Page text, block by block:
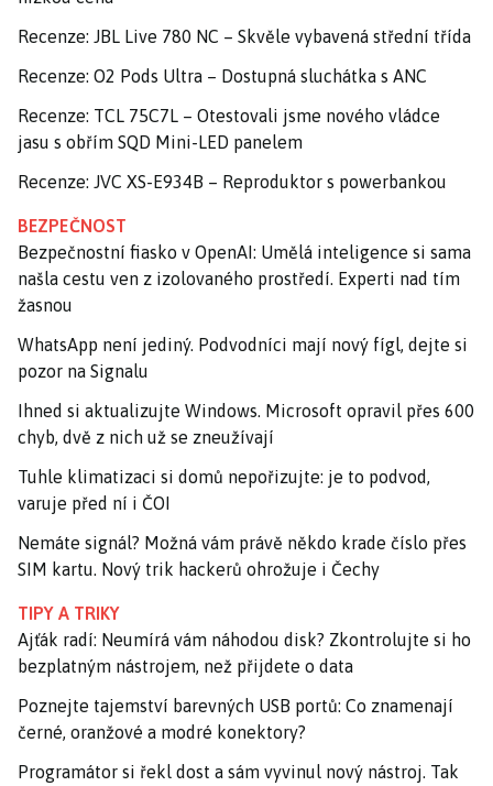
Recenze: JBL Live 780 NC – Skvěle vybavená střední třída
Recenze: O2 Pods Ultra – Dostupná sluchátka s ANC
Recenze: TCL 75C7L – Otestovali jsme nového vládce
jasu s obřím SQD Mini-LED panelem
Recenze: JVC XS-E934B – Reproduktor s powerbankou
BEZPEČNOST
Bezpečnostní fiasko v OpenAI: Umělá inteligence si sama
našla cestu ven z izolovaného prostředí. Experti nad tím
žasnou
WhatsApp není jediný. Podvodníci mají nový fígl, dejte si
pozor na Signalu
Ihned si aktualizujte Windows. Microsoft opravil přes 600
chyb, dvě z nich už se zneužívají
Tuhle klimatizaci si domů nepořizujte: je to podvod,
varuje před ní i ČOI
Nemáte signál? Možná vám právě někdo krade číslo přes
SIM kartu. Nový trik hackerů ohrožuje i Čechy
TIPY A TRIKY
Ajťák radí: Neumírá vám náhodou disk? Zkontrolujte si ho
bezplatným nástrojem, než přijdete o data
Poznejte tajemství barevných USB portů: Co znamenají
černé, oranžové a modré konektory?
Programátor si řekl dost a sám vyvinul nový nástroj. Tak